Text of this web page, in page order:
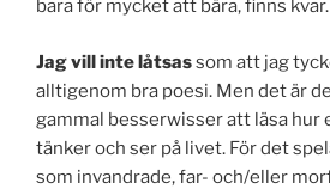
bara för mycket att bära, finns kvar.
Jag vill inte låtsassom att jag
alltigenom bra poesi. Men det är
gammal besserwisser att läsa hur
tänker och ser på livet. För det
som invandrade, far- och/eller